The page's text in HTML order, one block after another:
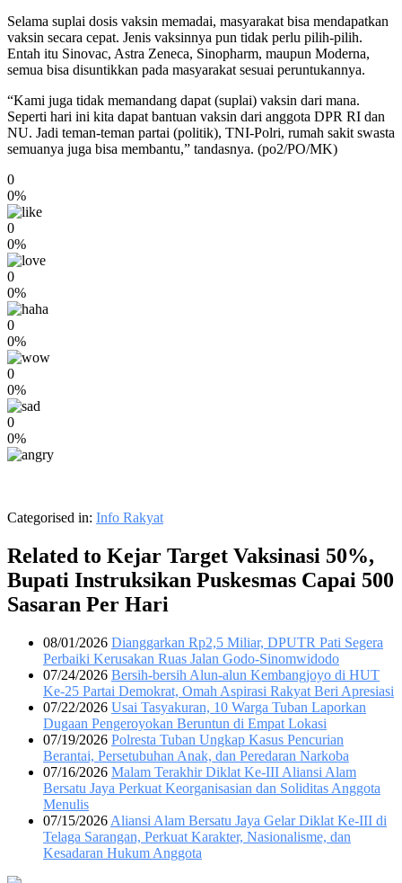
Selama suplai dosis vaksin memadai, masyarakat bisa mendapatkan
vaksin secara cepat. Jenis vaksinnya pun tidak perlu pilih-pilih.
Entah itu Sinovac, Astra Zeneca, Sinopharm, maupun Moderna,
semua bisa disuntikkan pada masyarakat sesuai peruntukannya.
“Kami juga tidak memandang dapat (suplai) vaksin dari mana.
Seperti hari ini kita dapat bantuan vaksin dari anggota DPR RI dan
NU. Jadi teman-teman partai (politik), TNI-Polri, rumah sakit swasta
semuanya juga bisa membantu,” tandasnya. (po2/PO/MK)
0
0%
0
0%
0
0%
0
0%
0
0%
0
0%
Categorised in: Info Rakyat
Related to Kejar Target Vaksinasi 50%,
Bupati Instruksikan Puskesmas Capai 500
Sasaran Per Hari
08/01/2026 Dianggarkan Rp2,5 Miliar, DPUTR Pati Segera
Perbaiki Kerusakan Ruas Jalan Godo-Sinomwidodo
07/24/2026 Bersih-bersih Alun-alun Kembangjoyo di HUT
Ke-25 Partai Demokrat, Omah Aspirasi Rakyat Beri Apresiasi
07/22/2026 Usai Tasyakuran, 10 Warga Tuban Laporkan
Dugaan Pengeroyokan Beruntun di Empat Lokasi
07/19/2026 Polresta Tuban Ungkap Kasus Pencurian
Berantai, Persetubuhan Anak, dan Peredaran Narkoba
07/16/2026 Malam Terakhir Diklat Ke-III Aliansi Alam
Bersatu Jaya Perkuat Keorganisasian dan Soliditas Anggota
Menulis
07/15/2026 Aliansi Alam Bersatu Jaya Gelar Diklat Ke-III di
Telaga Sarangan, Perkuat Karakter, Nasionalisme, dan
Kesadaran Hukum Anggota